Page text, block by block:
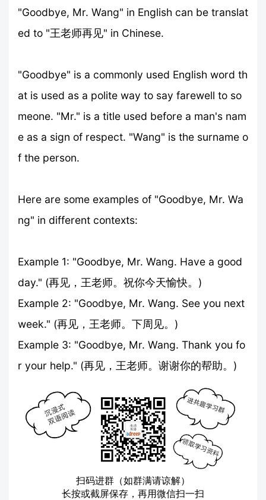
"Goodbye, Mr. Wang" in English can be translat
ed to "王老师再见" in Chinese.
"Goodbye" is a commonly used English word th
at is used as a polite way to say farewell to so
meone. "Mr." is a title used before a man's nam
e as a sign of respect. "Wang" is the surname o
f the person.
Here are some examples of "Goodbye, Mr. Wa
ng" in different contexts:
Example 1: "Goodbye, Mr. Wang. Have a good
day." (再见，王老师。祝你今天愉快。)
Example 2: "Goodbye, Mr. Wang. See you next
week." (再见，王老师。下周见。)
Example 3: "Goodbye, Mr. Wang. Thank you fo
r your help." (再见，王老师。谢谢你的帮助。)
扫码进群（如群满请谅解）
长按或截屏保存，再用微信扫一扫